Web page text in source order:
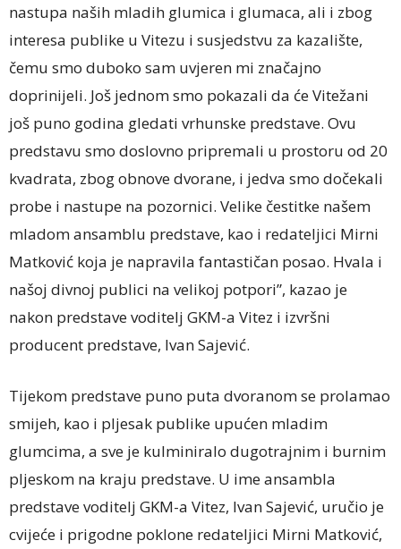
nastupa naših mladih glumica i glumaca, ali i zbog
interesa publike u Vitezu i susjedstvu za kazalište,
čemu smo duboko sam uvjeren mi značajno
doprinijeli. Još jednom smo pokazali da će Vitežani
još puno godina gledati vrhunske predstave. Ovu
predstavu smo doslovno pripremali u prostoru od 20
kvadrata, zbog obnove dvorane, i jedva smo dočekali
probe i nastupe na pozornici. Velike čestitke našem
mladom ansamblu predstave, kao i redateljici Mirni
Matković koja je napravila fantastičan posao. Hvala i
našoj divnoj publici na velikoj potpori”, kazao je
nakon predstave voditelj GKM-a Vitez i izvršni
producent predstave, Ivan Sajević.
Tijekom predstave puno puta dvoranom se prolamao
smijeh, kao i pljesak publike upućen mladim
glumcima, a sve je kulminiralo dugotrajnim i burnim
pljeskom na kraju predstave. U ime ansambla
predstave voditelj GKM-a Vitez, Ivan Sajević, uručio je
cvijeće i prigodne poklone redateljici Mirni Matković,